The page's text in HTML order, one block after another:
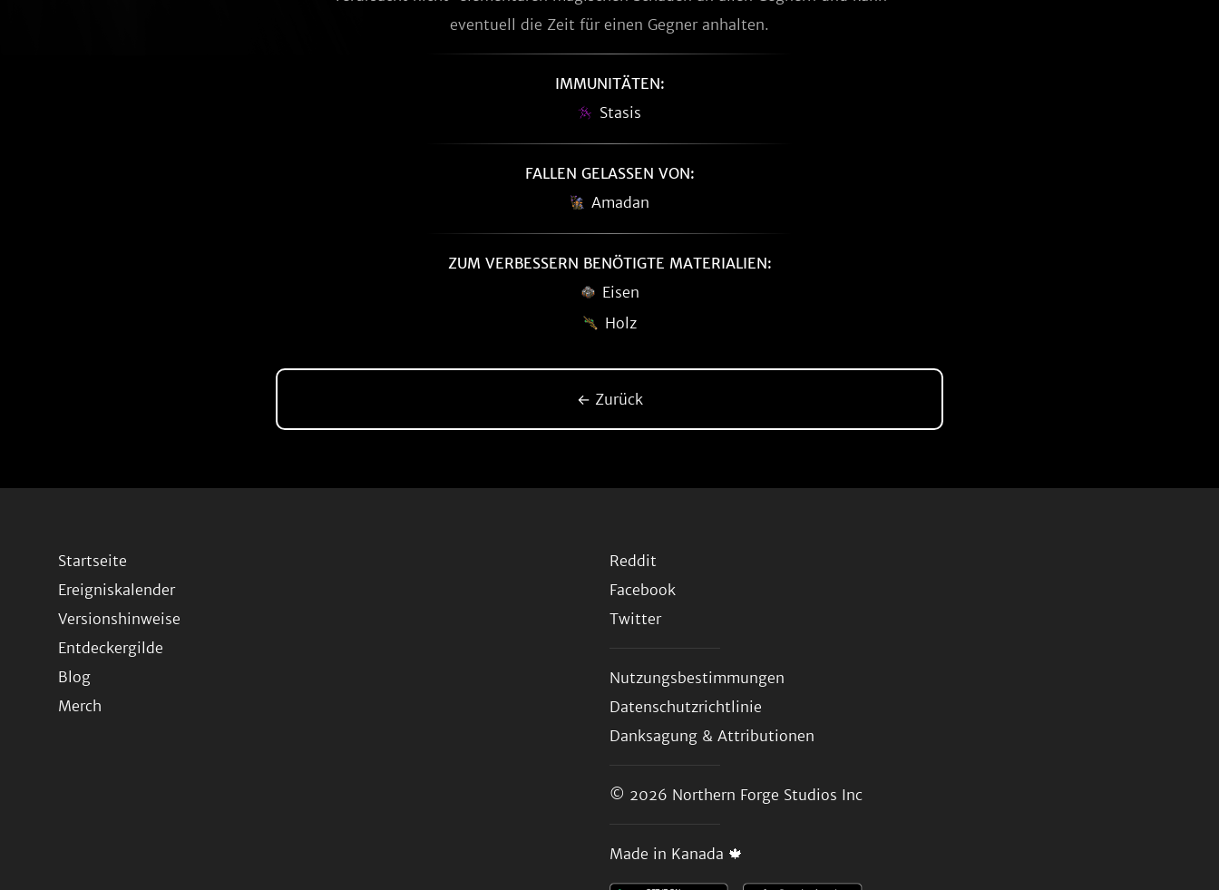
eventuell die Zeit für einen Gegner anhalten.
IMMUNITÄTEN:
Stasis
FALLEN GELASSEN VON:
Amadan
ZUM VERBESSERN BENÖTIGTE MATERIALIEN:
Eisen
Holz
← Zurück
Startseite
Ereigniskalender
Versionshinweise
Entdeckergilde
Blog
Merch
Reddit
Facebook
Twitter
Nutzungsbestimmungen
Datenschutzrichtlinie
Danksagung & Attributionen
© 2026 Northern Forge Studios Inc
Made in Kanada 🍁